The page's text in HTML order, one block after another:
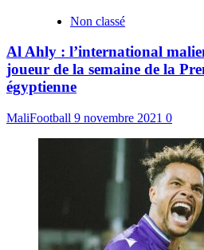
Non classé
Al Ahly : l’international
joueur de la semaine de la
égyptienne
MaliFootball 9 novembre 2021 0